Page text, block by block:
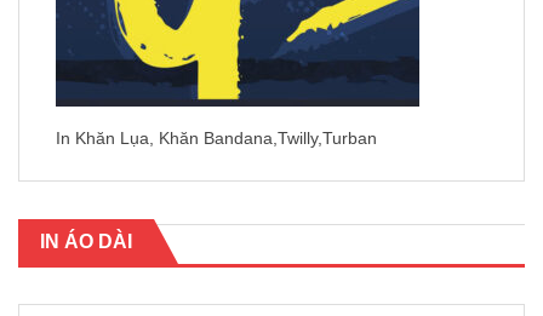
In Khăn Lụa, Khăn Bandana,Twilly,Turban
IN ÁO DÀI